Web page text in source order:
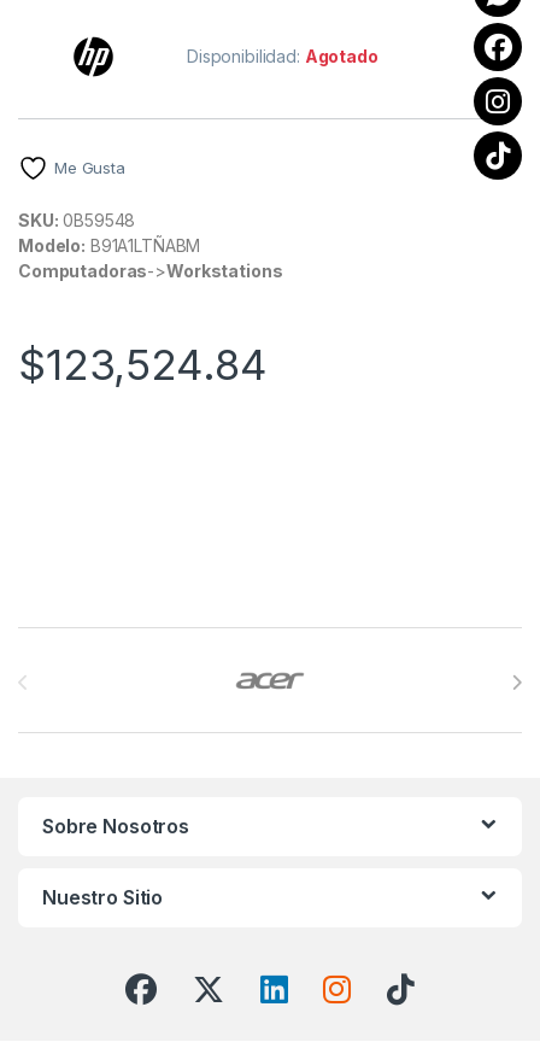
Disponibilidad: Agotado
Me Gusta
SKU: 0B59548
Modelo: B91A1LTÑABM
Computadoras->Workstations
$123,524.84
Sobre Nosotros
Nuestro Sitio